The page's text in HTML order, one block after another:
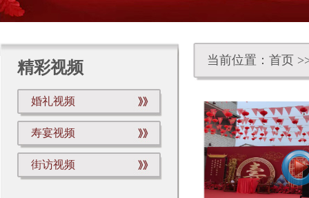
精彩视频
婚礼视频
寿宴视频
街访视频
当前位置： 首页